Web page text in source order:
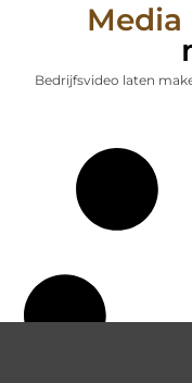
Media
Bedrijfsvideo laten